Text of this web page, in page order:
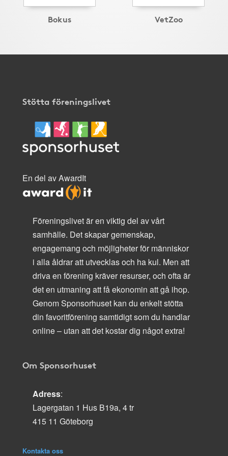
Bokus VetZoo
Stötta föreningslivet
En del av AwardIt
Föreningslivet är en viktig del av vårt
samhälle. Det skapar gemenskap,
engagemang och möjligheter för människor
i alla åldrar att utvecklas och ha kul. Men att
driva en förening kräver resurser, och ofta är
det en utmaning att få ekonomin att gå ihop.
Genom Sponsorhuset kan du enkelt stötta
din favoritförening samtidigt som du handlar
online – utan att det kostar dig något extra!
Om Sponsorhuset
Adress:
Lagergatan 1 Hus B19a, 4 tr
415 11 Göteborg
Kontakta oss